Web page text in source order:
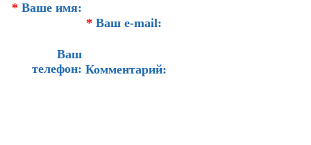
* Ваше имя:
* Ваш e-mail:
Ваш
телефон: Комментарий: